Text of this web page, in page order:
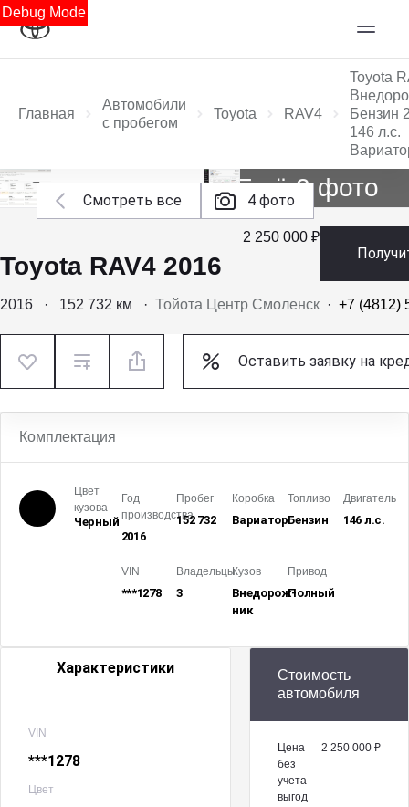
Debug Mode
Главная
Автомобили
с пробегом
Toyota RAV4
Toyota
Бензин
146 л.с.
Ещё 2 фото
Смотреть все 4 фото
Toyota RAV4 2016
2 250 000 ₽
2016 · 152 732 км · Тойота Центр Смоленск · +7 (4812)
Оставить заявку на
Комплектация
Цвет
кузова
Черный
Год
производства
2016
Пробег
152 732
Коробка
Вариатор
Топливо
Бензин
Двигатель
146 л.с.
VIN
***1278
Владельцы
3
Кузов
Внедорож­
ник
Привод
Полный
Характеристики
VIN
***1278
Цвет
Стоимость
автомобиля
Цена
без
учета
выгод
2 250 000 ₽